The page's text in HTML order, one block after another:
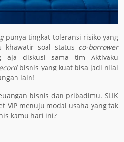
punya tingkat toleransi risiko yang
khawatir soal status co-borrower
aja diskusi sama tim Aktivaku
bisnis yang kuat bisa jadi nilai
lain!
bisnis dan pribadimu. SLIK
VIP menuju modal usaha yang tak
kamu hari ini?